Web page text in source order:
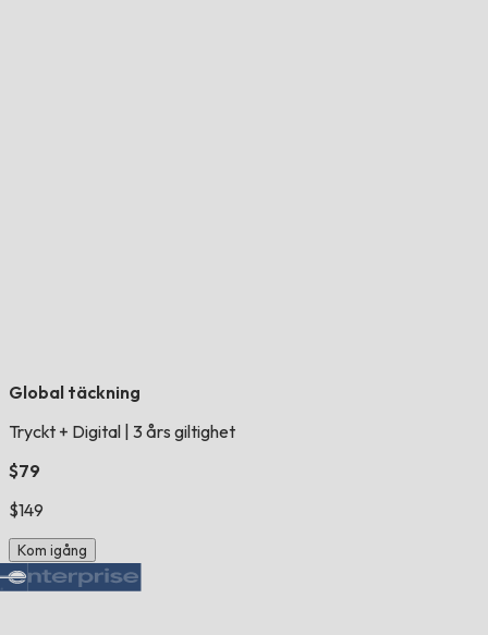
Global täckning
Tryckt + Digital 3 års giltighet
$79
$149
Kom igång